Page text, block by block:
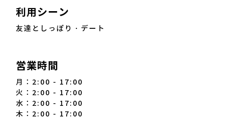
利用シーン
友達としっぽり・デート
営業時間
月：2:00 - 17:00
火：2:00 - 17:00
水：2:00 - 17:00
木：2:00 - 17:00